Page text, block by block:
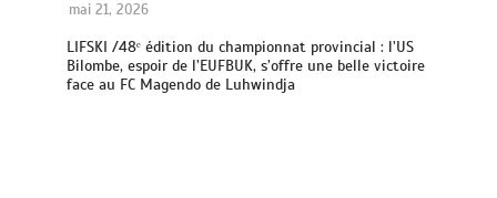
mai 21, 2026
LIFSKI /48ᵉ édition du championnat provincial : l’US
Bilombe, espoir de l’EUFBUK, s’offre une belle victoire
face au FC Magendo de Luhwindja